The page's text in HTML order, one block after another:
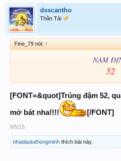
dsscantho
Thần Tài
Fine_79 nói: ↑
NAM
52
[FONT=&quot]Trúng đậm 52,
mở bát nha!!!! [/FONT]
9/5/15
nhadaututhongminh thích bài này.